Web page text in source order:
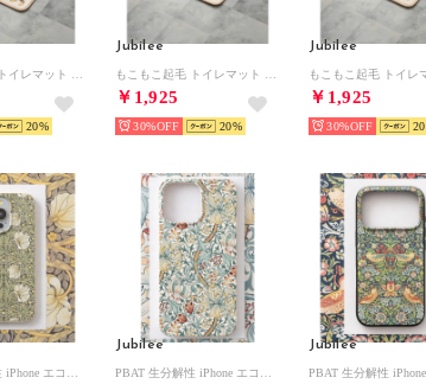
20
Jubilee
￥1,925
30% 20
Jubilee
￥1,925
30% 20
Jubilee Jubilee